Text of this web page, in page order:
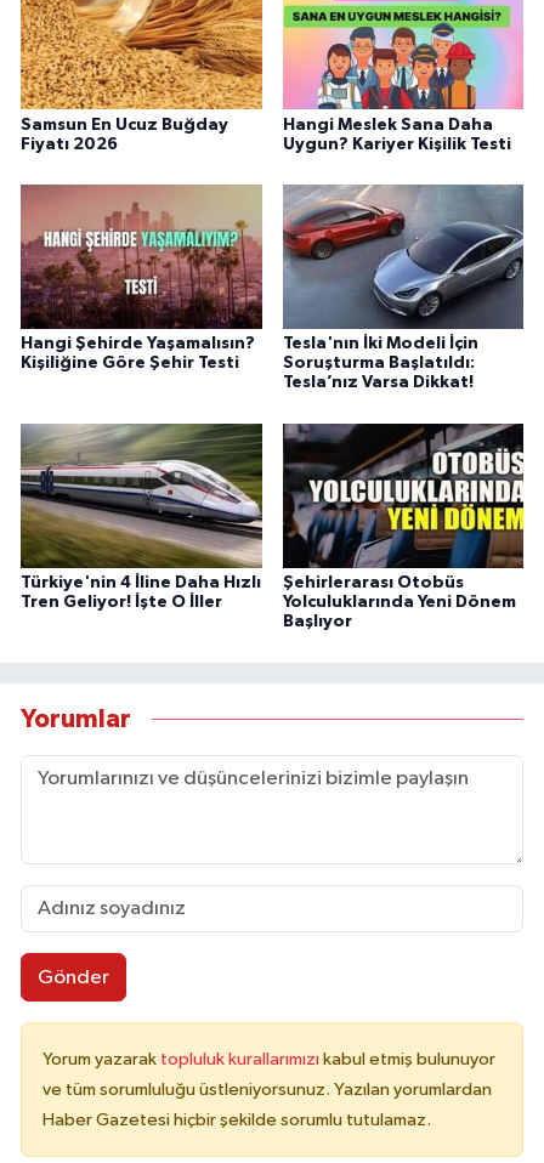
Samsun En Ucuz Buğday
Fiyatı 2026
Hangi Meslek Sana Daha
Uygun? Kariyer Kişilik Testi
Hangi Şehirde Yaşamalısın?
Kişiliğine Göre Şehir Testi
Tesla'nın İki Modeli İçin
Soruşturma Başlatıldı:
Tesla’nız Varsa Dikkat!
Türkiye'nin 4 İline Daha Hızlı
Tren Geliyor! İşte O İller
Şehirlerarası Otobüs
Yolculuklarında Yeni Dönem
Başlıyor
Yorumlar
Gönder
Yorum yazarak topluluk kurallarımızı kabul etmiş bulunuyor
ve tüm sorumluluğu üstleniyorsunuz. Yazılan yorumlardan
Haber Gazetesi hiçbir şekilde sorumlu tutulamaz.